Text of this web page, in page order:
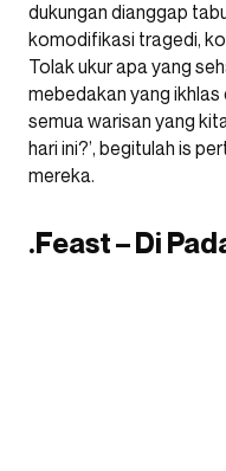
dukungan dianggap
komodifikasi tragedi,
Tolak ukur apa yang
mebedakan yang
semua warisan yang
hari ini?’, begitulah is
mereka.
.Feast – Di